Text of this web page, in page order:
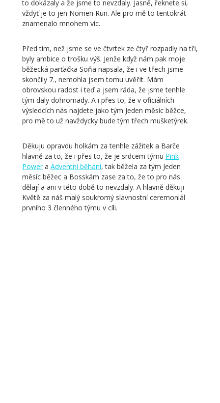
to dokázaly a že jsme to nevzdaly. Jasně, řeknete si,
vždyť je to jen Nomen Run. Ale pro mě to tentokrát
znamenalo mnohem víc.
Před tím, než jsme se ve čtvrtek ze čtyř rozpadly na tři,
byly ambice o trošku výš. Jenže když nám pak moje
běžecká parťačka Soňa napsala, že i ve třech jsme
skončily 7., nemohla jsem tomu uvěřit. Mám
obrovskou radost i teď a jsem ráda, že jsme tenhle
tým daly dohromady. A i přes to, že v oficiálních
výsledcích nás najdete jako tým Jeden měsíc běžce,
pro mě to už navždycky bude tým třech mušketýrek.
Děkuju opravdu holkám za tenhle zážitek a Barče
hlavně za to, že i přes to, že je srdcem týmu Pink
Powera Adventní běhání, tak běžela za tým Jeden
měsíc běžec a Bosskám zase za to, že to pro nás
dělají a ani v této době to nevzdaly. A hlavně děkuji
Květě za náš malý soukromý slavnostní ceremoniál
prvního 3 členného týmu v cíli.